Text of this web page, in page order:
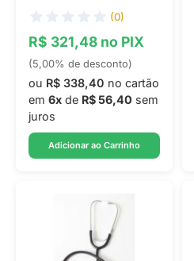
(0)
R$ 321,48 no PIX
(5,00% de desconto)
ou R$ 338,40 no cartão
em 6x de R$ 56,40 sem
juros
Adicionar ao Carrinho